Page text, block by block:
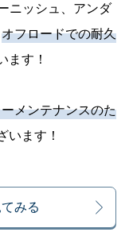
ニッシュ、アンダ
オフロードでの耐久
ます！
メンテナンスのた
います！
みる